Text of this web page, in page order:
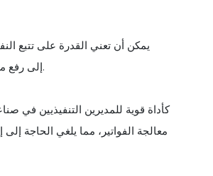
يمكن أن تعني القدرة على تتبع
المطاعم التنافسية. يؤدي تطوير أتمتة فواتير A.P. إلى رفع مستوى الدقة المالية في صناعة المطاعم.
معالجة الفواتير، مما يلغي الحاجة